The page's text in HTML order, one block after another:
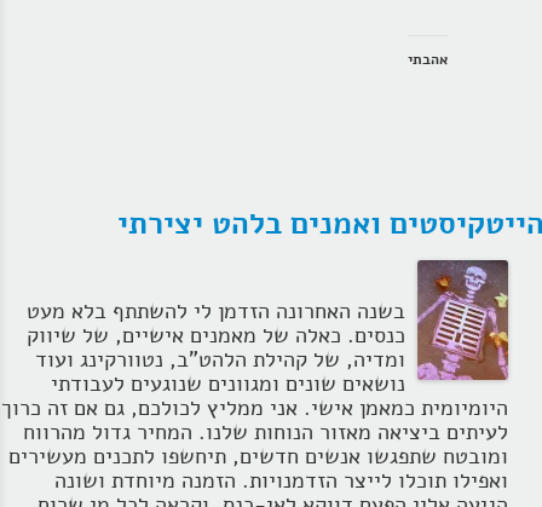
אהבתי
ואמנים בלהט יצירתי
בשנה האחרונה הזדמן לי להשתתף בלא מעט
כנסים. כאלה של מאמנים אישיים, של שיווק
ומדיה, של קהילת הלהט"ב, נטוורקינג ועוד
נושאים שונים ומגוונים שנוגעים לעבודתי
היומיומית כמאמן אישי. אני ממליץ לכולכם, גם אם זה כרוך
לעיתים ביציאה מאזור הנוחות שלנו. המחיר גדול מהרווח
ומובטח שתפגשו אנשים חדשים, תיחשפו לתכנים מעשירים
ואפילו תוכלו לייצר הזדמנויות. הזמנה מיוחדת ושונה